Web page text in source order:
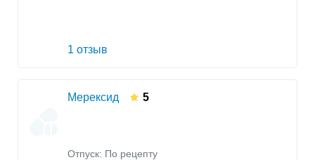
1 отзыв
Мерексид 5
Отпуск: По рецепту